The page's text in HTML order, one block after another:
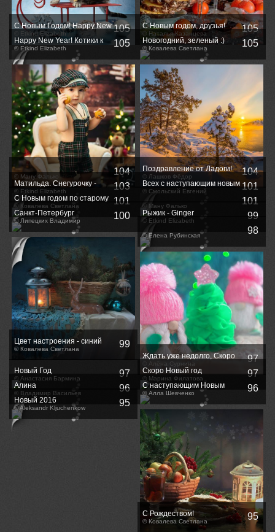
C Новым Годом! Happy New
Year!
© Etkind Elizabeth 105 С Новым годом, друзья!
© Наталья Казанцева 105
Happy New Year! Котики к
Праздникам! С Новым
Годом!
© Etkind Elizabeth 105 Новогодний, зеленый :)
© Ковалева Светлана 105
© Ману Фалько 104 Поздравление от Ладоги!
© Лашков Фёдор 104
Матильда. Снегурочку -
вызывали? Happy New
Year!
© Etkind Elizabeth 103
Всех с наступающим новым
годом!!!
© Смольский Евгений 101
С Новым годом по старому
стилю!
© Ковалева Светлана 101 © Ману Фалько 101
Санкт-Петербург
© Липецких Владимир 100 Рыжик - Ginger
© Etkind Elizabeth 99
Цвет настроения - синий
© Ковалева Светлана 99
© Елена Рубинская 98
Ждать уже недолго, Скоро
будет елка.
© Алёна Сурнина 97
Новый Год
© Анастасия Бармина 97 Скоро Новый год
© Марина Филатова 97
Алина
© Владимир Васильев 96
С наступающим Новым
годом!
© Алла Шевченко 96
Новый 2016
© Aleksandr Kljuchenkow 95
С Рождеством!
© Ковалева Светлана 95